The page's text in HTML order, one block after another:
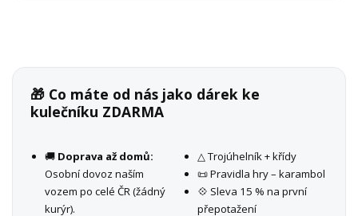
🎁 Co máte od nás jako dárek ke
kulečníku ZDARMA
🚚 Doprava až domů:
Osobní dovoz naším
vozem po celé ČR (žádný
kurýr).
△ Trojúhelník + křídy
📜 Pravidla hry – karambol
💠 Sleva 15 % na první
přepotažení